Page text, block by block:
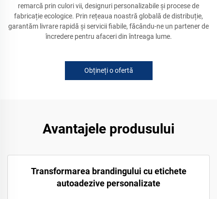
remarcă prin culori vii, designuri personalizabile și procese de
fabricație ecologice. Prin rețeaua noastră globală de distribuție,
garantăm livrare rapidă și servicii fiabile, făcându-ne un partener de
încredere pentru afaceri din întreaga lume.
Obțineți o ofertă
Avantajele produsului
Transformarea brandingului cu etichete
autoadezive personalizate